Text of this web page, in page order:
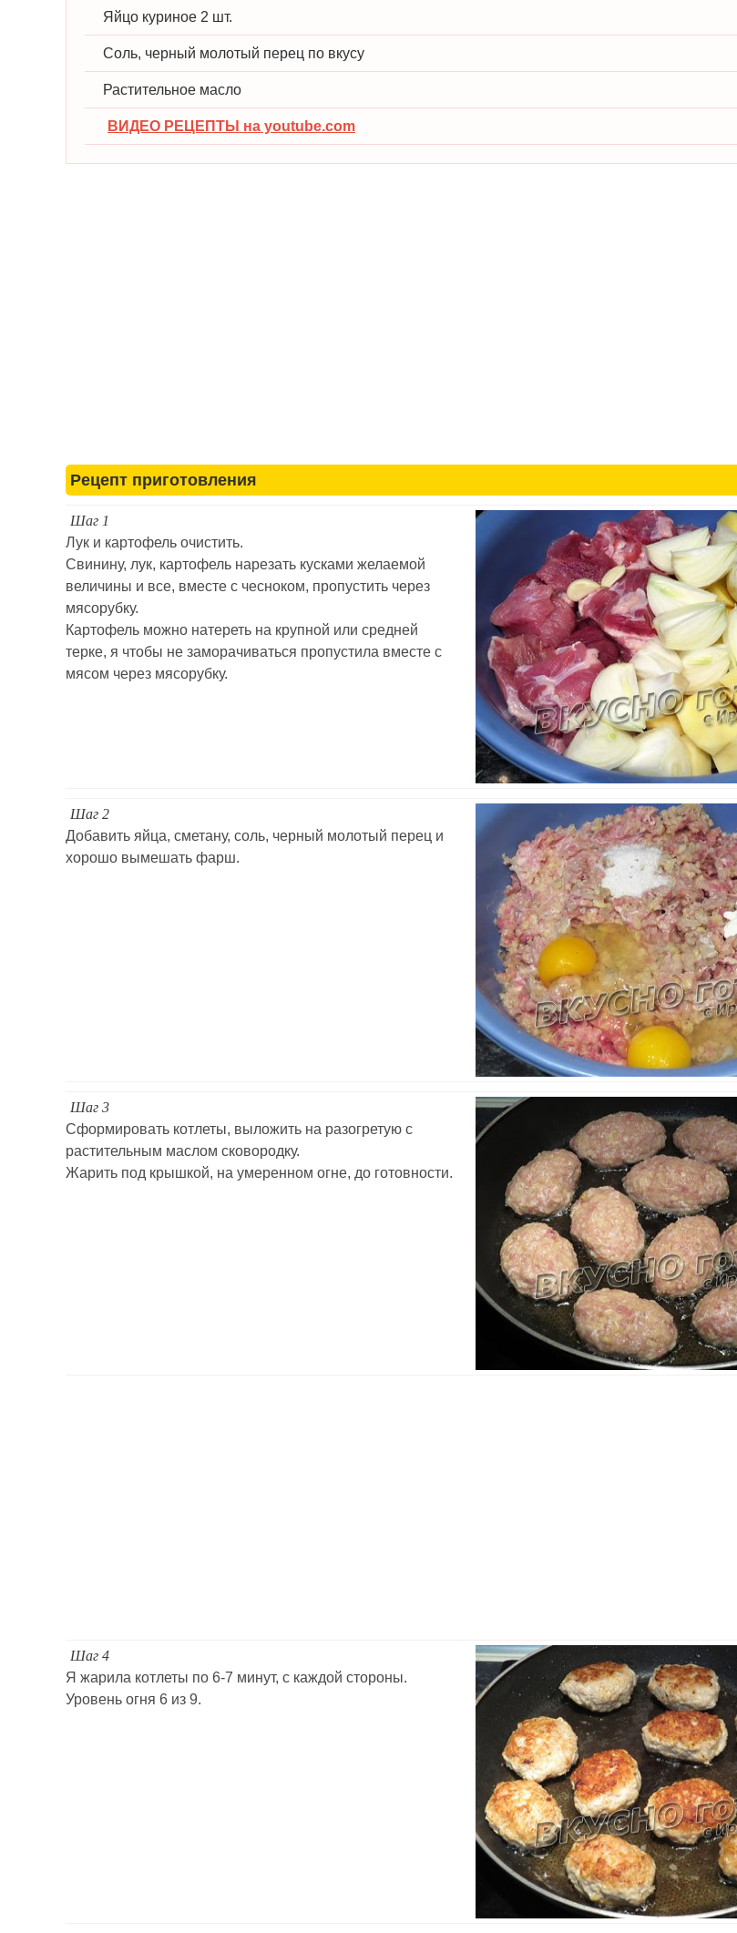
Яйцо куриное 2 шт.
Соль, черный молотый перец по вкусу
Растительное масло
ВИДЕО РЕЦЕПТЫ на youtube.com
Рецепт приготовления
Шаг 1
Лук и картофель очистить.
Свинину, лук, картофель нарезать кусками желаемой
величины и все, вместе с чесноком, пропустить через
мясорубку.
Картофель можно натереть на крупной или средней
терке, я чтобы не заморачиваться пропустила вместе с
мясом через мясорубку.
Шаг 2
Добавить яйца, сметану, соль, черный молотый перец и
хорошо вымешать фарш.
Шаг 3
Сформировать котлеты, выложить на разогретую с
растительным маслом сковородку.
Жарить под крышкой, на умеренном огне, до готовности.
Шаг 4
Я жарила котлеты по 6-7 минут, с каждой стороны.
Уровень огня 6 из 9.